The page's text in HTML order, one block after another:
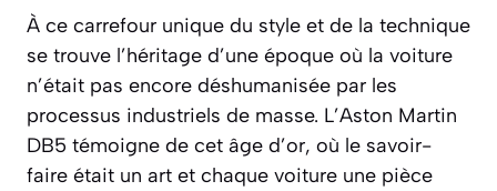
À ce carrefour unique du style et de la technique
se trouve l’héritage d’une époque où la voiture
n’était pas encore déshumanisée par les
processus industriels de masse. L’Aston Martin
DB5 témoigne de cet âge d’or, où le savoir-
faire était un art et chaque voiture une pièce